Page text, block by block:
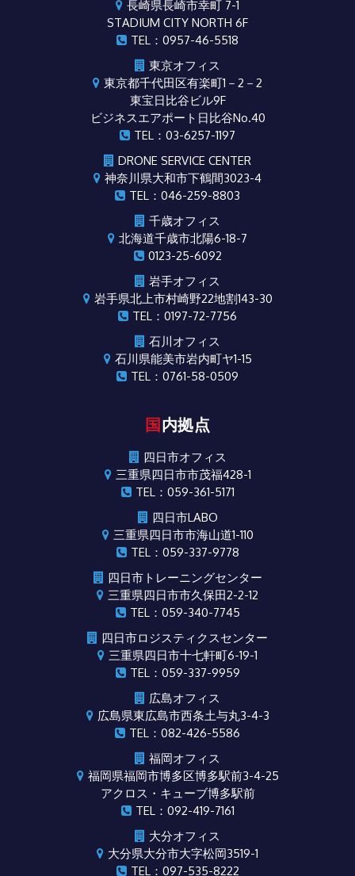
長崎県長崎市幸町 7-1
STADIUM CITY NORTH 6F
TEL：0957-46-5518
東京オフィス
東京都千代田区有楽町1－2－2
東宝日比谷ビル9F
ビジネスエアポート日比谷No.40
TEL：03-6257-1197
DRONE SERVICE CENTER
神奈川県大和市下鶴間3023-4
TEL：046-259-8803
千歳オフィス
北海道千歳市北陽6-18-7
0123-25-6092
岩手オフィス
岩手県北上市村崎野22地割143-30
TEL：0197-72-7756
石川オフィス
石川県能美市岩内町ヤ1-15
TEL：0761-58-0509
国内拠点
四日市オフィス
三重県四日市市茂福428-1
TEL：059-361-5171
四日市LABO
三重県四日市市海山道1-110
TEL：059-337-9778
四日市トレーニングセンター
三重県四日市市久保田2-2-12
TEL：059-340-7745
四日市ロジスティクスセンター
三重県四日市十七軒町6-19-1
TEL：059-337-9959
広島オフィス
広島県東広島市西条土与丸3-4-3
TEL：082-426-5586
福岡オフィス
福岡県福岡市博多区博多駅前3-4-25
アクロス・キューブ博多駅前
TEL：092-419-7161
大分オフィス
大分県大分市大字松岡3519-1
TEL：097-535-8222